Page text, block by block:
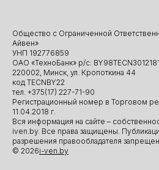
Общество с Ограниченной
Айвен»
УНП 192776859
ОАО «ТехноБанк» р/с:
220002, Минск, ул. Кропоткина 44
код TECNBY22
тел. +375(17) 227-71-90
Регистрационный номер в Торговом
11.04.2018 г.
Вся информация на сайте –
iven.by. Все права защищены.
разрешения правообладателя
© 2026i-ven.by